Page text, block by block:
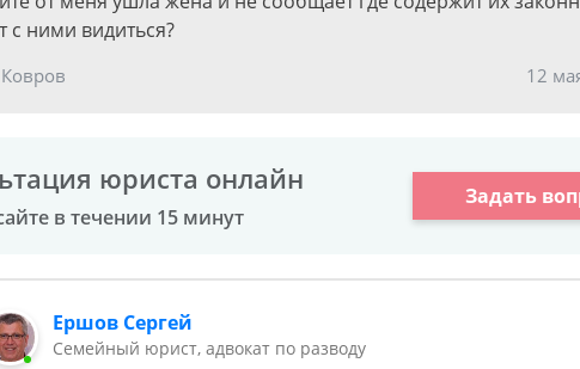
с ними видиться?
12
юриста онлайн
в течении 15 минут
Задать
Ершов Сергей
Семейный юрист, адвокат по разводу